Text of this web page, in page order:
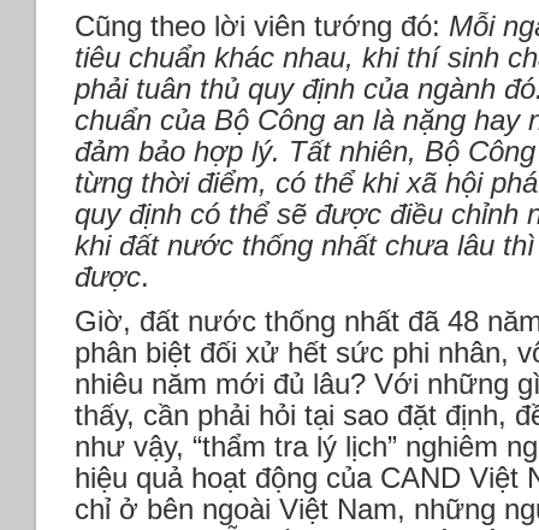
Cũng theo lời viên tướng đó: Mỗi
tiêu chuẩn khác nhau, khi thí sinh
phải tuân thủ quy định của ngành
chuẩn của Bộ Công an là nặng hay
đảm bảo hợp lý. Tất nhiên, Bộ
từng thời điểm, có thể khi xã hội
quy định có thể sẽ được điều chỉnh
khi đất nước thống nhất chưa lâu
được.
Giờ, đất nước thống nhất đã 48
phân biệt đối xử hết sức phi nhân,
nhiêu năm mới đủ lâu? Với những
thấy, cần phải hỏi tại sao đặt định,
như vậy, “thẩm tra lý lịch” nghiêm
hiệu quả hoạt động của CAND Việt
chỉ ở bên ngoài Việt Nam, những